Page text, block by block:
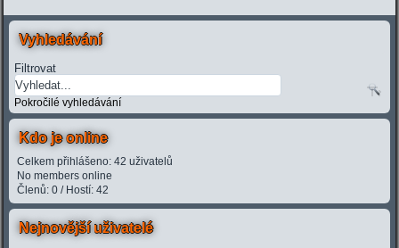
Vyhledávání
Filtrovat
Pokročilé vyhledávání
Kdo je online
Celkem přihlášeno: 42 uživatelů
No members online
Členů: 0 / Hostí: 42
Nejnovější uživatelé